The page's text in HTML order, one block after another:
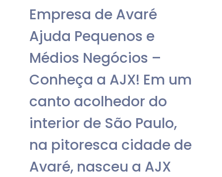
Empresa de Avaré
Ajuda Pequenos e
Médios Negócios –
Conheça a AJX! Em um
canto acolhedor do
interior de São Paulo,
na pitoresca cidade de
Avaré, nasceu a AJX